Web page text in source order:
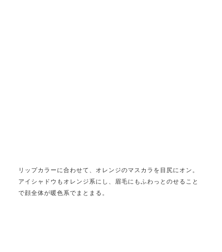
リップカラーに合わせて、オレンジのマスカラを目尻にオン。
アイシャドウもオレンジ系にし、眉毛にもふわっとのせること
で顔全体が暖色系でまとまる。